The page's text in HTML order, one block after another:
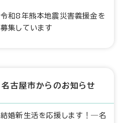
令和8年熊本地震災害義援金を
募集しています
名古屋市からのお知らせ
結婚新生活を応援します！―名